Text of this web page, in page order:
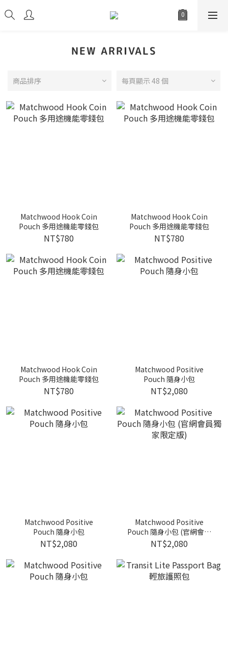
NEW ARRIVALS
商品排序 每頁顯示 48 個
Matchwood Hook Coin
Pouch 多用途機能零錢包
NT$780
Matchwood Hook Coin
Pouch 多用途機能零錢包
NT$780
Matchwood Hook Coin
Pouch 多用途機能零錢包
NT$780
Matchwood Positive
Pouch 隨身小包
NT$2,080
Matchwood Positive
Pouch 隨身小包
NT$2,080
Matchwood Positive
Pouch 隨身小包 (官網會員
獨家限定版)
NT$2,080